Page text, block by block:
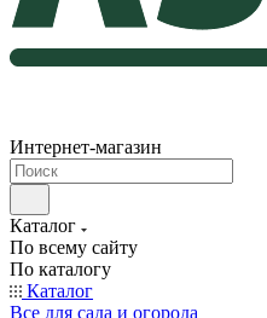
Интернет-магазин
Каталог
По всему сайту
По каталогу
Каталог
Все для сада и огорода